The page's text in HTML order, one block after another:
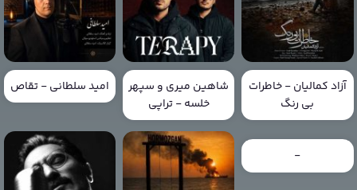
آزاد کمالیان - خاطرات
بی رنگ
شاهین میری و سپهر
خلسه - تراپی
امید سلطانی - تقاص
-